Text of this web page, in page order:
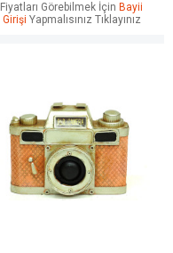
Fiyatları Görebilmek İçin Bayii
Girişi Yapmalısınız Tıklayınız